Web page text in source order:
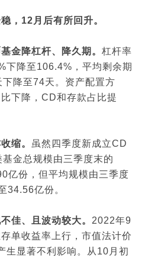
，12月后有所回升。
金降杠杆、降久期。 杠杆率
下降至106.4%，平均剩余期
降至74天。资产配置方
下降，CD和存款占比提
缩。
虽然四季度新成立CD
金总规模由三季度末的
亿份，但平均规模由三季度
34.56亿份。
佳、且波动较大。 2022年9
单收益率上行，市值法计价
生显著不利影响。从10月初